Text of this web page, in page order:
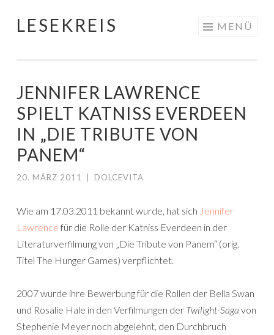
Springe
LESEKREIS MENÜ
JENNIFER LAWRENCE
SPIELT KATNISS EVERDEEN
IN „DIE TRIBUTE VON
PANEM“
20. MÄRZ 2011 DOLCEVITA
Wie am 17.03.2011 bekannt wurde, hat sich Jennifer
Lawrence für die Rolle der Katniss Everdeen in der
Literaturverfilmung von „Die Tribute von Panem“ (orig.
Titel The Hunger Games) verpflichtet.
2007 wurde ihre Bewerbung für die Rollen der Bella Swan
und Rosalie Hale in den Verfilmungen der Twilight-Saga von
Stephenie Meyer noch abgelehnt, den Durchbruch